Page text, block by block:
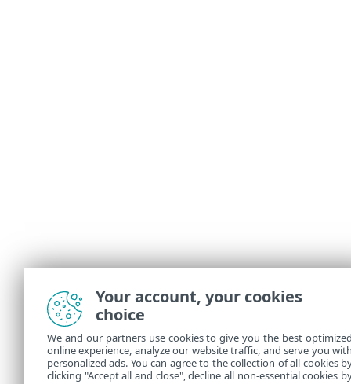
Your account, your cookies
choice
We and our partners use cookies to give you the best
online experience, analyze our website traffic, and serve you
personalized ads. You can agree to the collection of all cookies
clicking "Accept all and close", decline all non-essential cookies